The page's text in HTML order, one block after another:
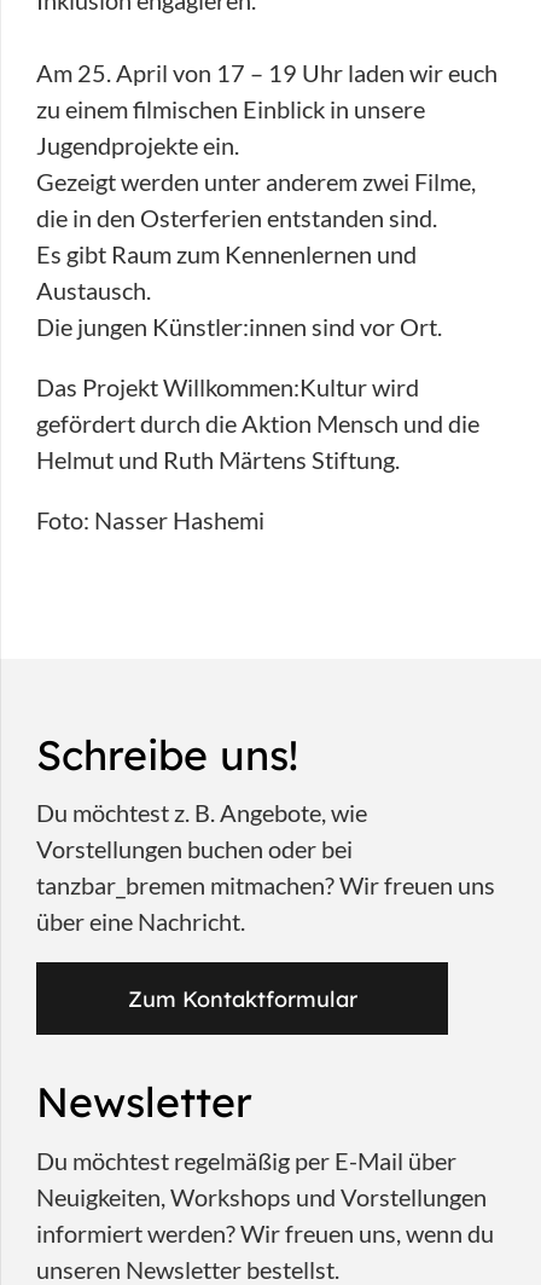
Am 25. April von 17 – 19 Uhr laden wir euch
zu einem filmischen Einblick in unsere
Jugendprojekte ein.
Gezeigt werden unter anderem zwei Filme,
die in den Osterferien entstanden sind.
Es gibt Raum zum Kennenlernen und
Austausch.
Die jungen Künstler:innen sind vor Ort.
Das Projekt Willkommen:Kultur wird
gefördert durch die Aktion Mensch und die
Helmut und Ruth Märtens Stiftung.
Foto: Nasser Hashemi
Schreibe uns!
Du möchtest z. B. Angebote, wie
Vorstellungen buchen oder bei
tanzbar_bremen mitmachen? Wir freuen uns
über eine Nachricht.
Zum Kontaktformular
Newsletter
Du möchtest regelmäßig per E-Mail über
Neuigkeiten, Workshops und Vorstellungen
informiert werden? Wir freuen uns, wenn du
unseren Newsletter bestellst.